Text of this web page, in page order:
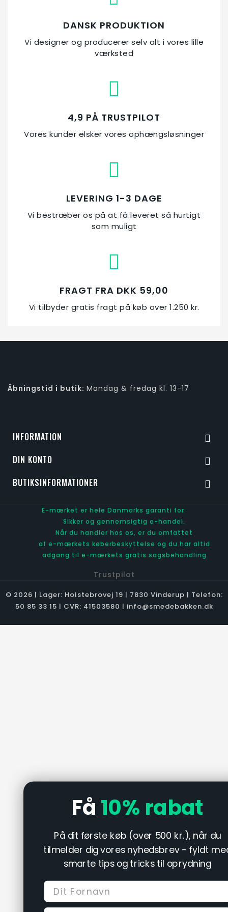
Læg i kurv
Læg i kurv
DANSK PRODUKTION
Vi designer og producerer selv alt i vores lille
værksted
4,9 PÅ TRUSTPILOT
Vores kunder elsker vores ophængsløsninger
LEVERING 1-3 DAGE
Vi bestræber os på at få leveret så hurtigt
som muligt
FRAGT FRA DKK 59,00
Vi tilbyder gratis fragt på køb over 1.250 kr.
Åbningstid i butik: Mandag & fredag kl. 13-17
INFORMATION 
DIN KONTO 
BUTIKSINFORMATIONER 
E-mærket er hele Danmarks garanti for:
Sikker og gennemsigtig e-handel.
Når du handler hos os, er du omfattet
af e-mærkets køberbeskyttelse og du har altid
adgang til e-mærkets gratis sagsbehandling
Trustpilot
© 2026 | Lager: Holstebrovej 19 | 7830 Vinderup | Telefon:
50 85 33 15 | CVR: 41503580 | info@smedebakken.dk
Få 10% rabat
På dit første køb (over 500 kr.), når du
tilmelder dig vores nyhedsbrev - fyldt
smarte tips og tricks til oprydning